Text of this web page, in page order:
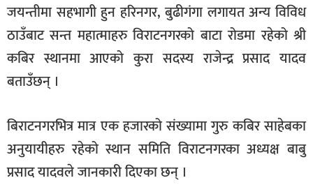
जयन्तीमा सहभागी हुन हरिनगर, बुढीगंगा लगायत अन्य विविध
ठाउँबाट सन्त महात्माहरु विराटनगरको बाटा रोडमा रहेको श्री
कबिर स्थानमा आएको कुरा सदस्य राजेन्द्र प्रसाद यादव
बताउँछन् ।
बिराटनगरभित्र मात्र एक हजारको संख्यामा गुरु कबिर साहेबका
अनुयायीहरु रहेको स्थान समिति विराटनगरका अध्यक्ष बाबु
प्रसाद यादवले जानकारी दिएका छन् ।